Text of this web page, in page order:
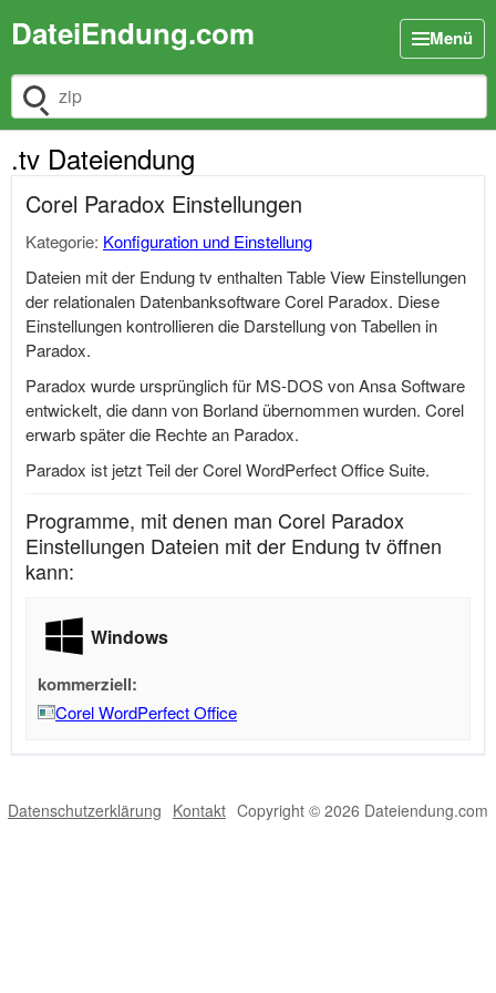
DateiEndung.com Menü
Dateiendung suchen
.tv Dateiendung
Corel Paradox Einstellungen
Kategorie: Konfiguration und Einstellung
Dateien mit der Endung tv enthalten Table View Einstellungen
der relationalen Datenbanksoftware Corel Paradox. Diese
Einstellungen kontrollieren die Darstellung von Tabellen in
Paradox.
Paradox wurde ursprünglich für MS-DOS von Ansa Software
entwickelt, die dann von Borland übernommen wurden. Corel
erwarb später die Rechte an Paradox.
Paradox ist jetzt Teil der Corel WordPerfect Office Suite.
Programme, mit denen man Corel Paradox
Einstellungen Dateien mit der Endung tv öffnen
kann:
Windows
kommerziell:
Corel WordPerfect Office
Datenschutzerklärung Kontakt Copyright © 2026 Dateiendung.com